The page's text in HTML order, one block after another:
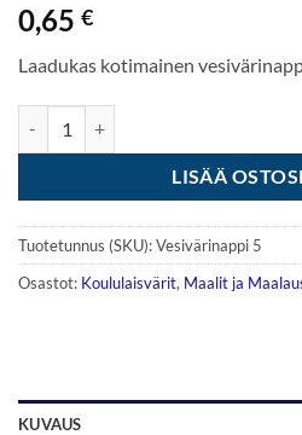
0,65 €
Laadukas kotimainen
LISÄÄ
Tuotetunnus (SKU):Vesivärinappi 5
Osastot: Koululaisvärit, Maalit ja
KUVAUS